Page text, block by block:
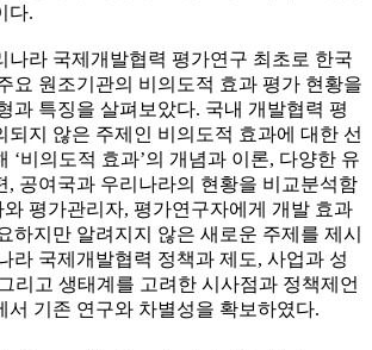
다.
나라 국제개발협력 평가연구 최초로 한국
요 원조기관의 비의도적 효과 평가 현황을
과 특징을 살펴보았다. 국내 개발협력 평
되지 않은 주제인 비의도적 효과에 대한 선
‘비의도적 효과’의 개념과 이론, 다양한 유
, 공여국과 우리나라의 현황을 비교분석함
평가관리자, 평가연구자에게 개발 효과
하지만 알려지지 않은 새로운 주제를 제시
라 국제개발협력 정책과 제도, 사업과 성
리고 생태계를 고려한 시사점과 정책제언
서 기존 연구와 차별성을 확보하였다.